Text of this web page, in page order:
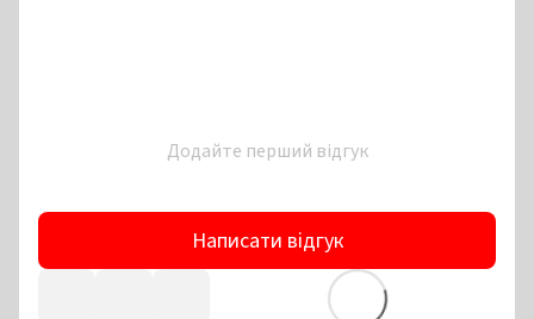
Додайте перший відгук
Написати відгук